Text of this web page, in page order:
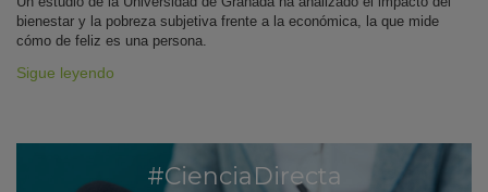
bienestar y la pobreza subjetiva frente a la económica, la que mide
cómo de feliz es una persona.
Sigue leyendo
#CienciaDirecta